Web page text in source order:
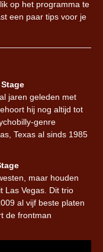
op het programma te
een paar tips voor je
jaren geleden met
hij nog altijd tot
genre
Texas al sinds 1985
maar houden
Las Vegas. Dit trio
al vijf beste platen
de frontman